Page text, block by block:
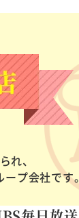
れ、
プ会社です。